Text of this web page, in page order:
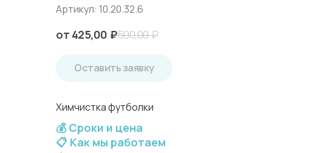
Артикул: 10.20.32.6
425,00 ₽500,00₽
Оставить заявку
Химчистка футболки
💰 Сроки и цена
📋 Как мы работаем